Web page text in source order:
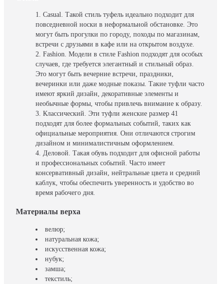
Casual. Такой стиль туфель идеально подходит для
повседневной носки в неформальной обстановке. Это
могут быть прогулки по городу, походы по магазинам,
встречи с друзьями в кафе или на открытом воздухе.
Fashion. Модели в стиле Fashion подходят для особых
случаев, где требуется элегантный и стильный образ.
Это могут быть вечерние встречи, праздники,
вечеринки или даже модные показы. Такие туфли часто
имеют яркий дизайн, декоративные элементы и
необычные формы, чтобы привлечь внимание к образу.
Классический. Эти туфли женские размер 41
подходят для более формальных событий, таких как
официальные мероприятия. Они отличаются строгим
дизайном и минималистичным оформлением.
Деловой. Такая обувь подходит для офисной работы
и профессиональных событий. Часто имеет
консервативный дизайн, нейтральные цвета и средний
каблук, чтобы обеспечить уверенность и удобство во
время рабочего дня.
Материалы верха
велюр;
натуральная кожа;
искусственная кожа;
нубук;
замша;
текстиль;